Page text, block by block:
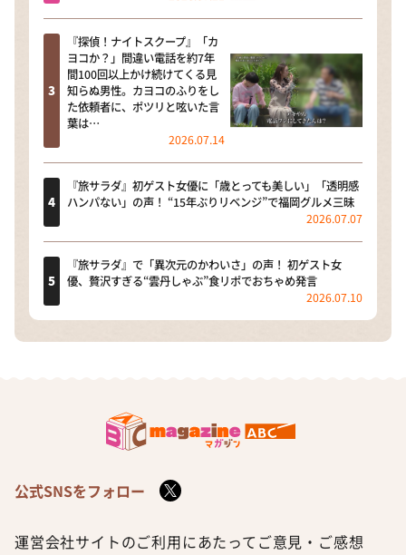
『探偵！ナイトスクープ』「カ
ヨコか？」間違い電話を約7年
間100回以上かけ続けてくる見
知らぬ男性。カヨコのふりをし
た依頼者に、ポツリと呟いた言
葉は…
2026.07.14
『旅サラダ』初ゲスト女優に「歳とっても美しい」「透明感
ハンパない」の声！ “15年ぶりリベンジ”で福岡グルメ三昧
2026.07.07
『旅サラダ』で「異次元のかわいさ」の声！ 初ゲスト女
優、贅沢すぎる“雲丹しゃぶ”食リポでおちゃめ発言
2026.07.10
公式SNSをフォロー
運営会社サイトのご利用にあたって ご意見・ご感想